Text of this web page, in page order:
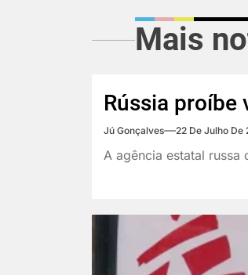
Mais
Rússia proíbe
Jú Gonçalves 22 De Julho De
A agência estatal